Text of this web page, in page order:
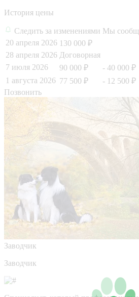
История цены
Следить за изменениями Мы
20 апреля 2026 130 000 ₽
28 апреля 2026 Договорная
7 июля 2026
90 000 ₽
- 40 000 ₽
1 августа 2026 77 500 ₽
- 12 500 ₽
Позвонить
Заводчик
Заводчик